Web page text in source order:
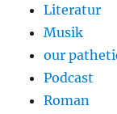
Literatur
Musik
our
Podcast
Roman